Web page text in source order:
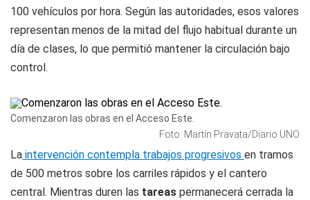
100 vehículos por hora. Según las autoridades, esos valores
representan menos de la mitad del flujo habitual durante un
día de clases, lo que permitió mantener la circulación bajo
control.
Comenzaron las obras en el Acceso Este.
Foto: Martín Pravata/Diario UNO
La intervención contempla trabajos progresivos en tramos
de 500 metros sobre los carriles rápidos y el cantero
central. Mientras duren las tareas permanecerá cerrada la